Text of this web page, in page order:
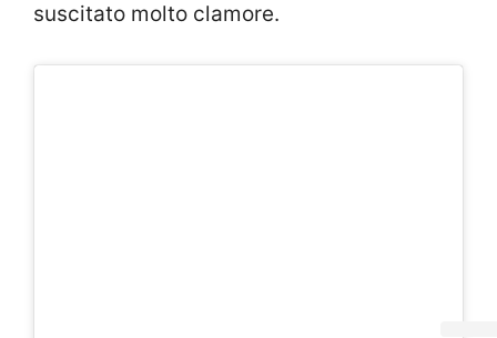
suscitato molto clamore.